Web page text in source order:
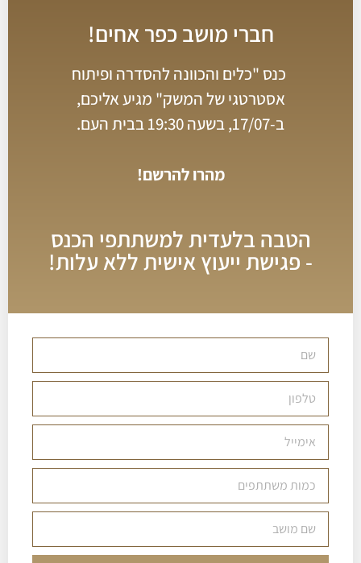
חברי מושב כפר אחים!
כנס "כלים והכוונה להסדרה ופיתוח
אסטרטגי של המשק" מגיע אליכם,
ב-17/07, בשעה 19:30 בבית העם.
מהרו להרשם!
הטבה בלעדית למשתתפי הכנס
- פגישת ייעוץ אישית ללא עלות!